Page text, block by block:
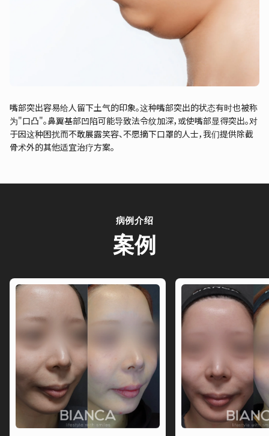
嘴部突出容易给人留下土气的印象。这种嘴部突出的状态有时也被称
为"口凸"。鼻翼基部凹陷可能导致法令纹加深，或使嘴部显得突出。对
于因这种困扰而不敢展露笑容、不愿摘下口罩的人士，我们提供除截
骨术外的其他适宜治疗方案。
病例介绍
案例